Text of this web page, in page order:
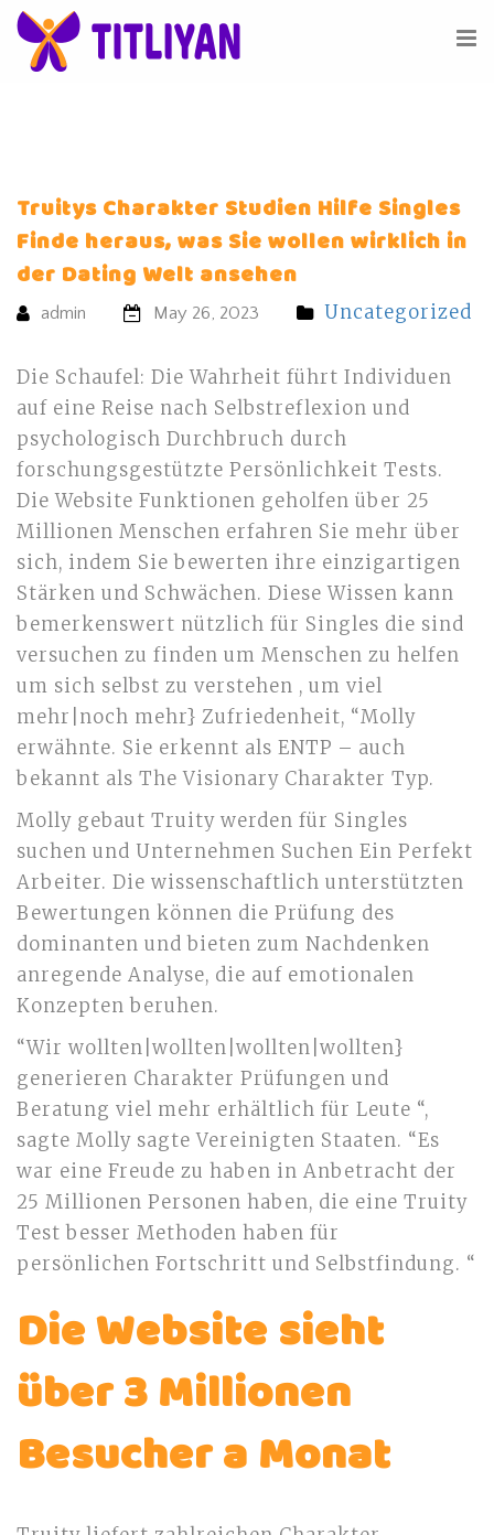
Truitys Charakter Studien Hilfe Singles
Finde heraus, was Sie wollen wirklich in
der Dating Welt ansehen
admin May 26, 2023 Uncategorized
Die Schaufel: Die Wahrheit führt Individuen
auf eine Reise nach Selbstreflexion und
psychologisch Durchbruch durch
forschungsgestützte Persönlichkeit Tests.
Die Website Funktionen geholfen über 25
Millionen Menschen erfahren Sie mehr über
sich, indem Sie bewerten ihre einzigartigen
Stärken und Schwächen. Diese Wissen kann
bemerkenswert nützlich für Singles die sind
versuchen zu finden um Menschen zu helfen
um sich selbst zu verstehen , um viel
mehr|noch mehr} Zufriedenheit, “Molly
erwähnte. Sie erkennt als ENTP – auch
bekannt als The Visionary Charakter Typ.
Molly gebaut Truity werden für Singles
suchen und Unternehmen Suchen Ein Perfekt
Arbeiter. Die wissenschaftlich unterstützten
Bewertungen können die Prüfung des
dominanten und bieten zum Nachdenken
anregende Analyse, die auf emotionalen
Konzepten beruhen.
“Wir wollten|wollten|wollten|wollten}
generieren Charakter Prüfungen und
Beratung viel mehr erhältlich für Leute “,
sagte Molly sagte Vereinigten Staaten. “Es
war eine Freude zu haben in Anbetracht der
25 Millionen Personen haben, die eine Truity
Test besser Methoden haben für
persönlichen Fortschritt und Selbstfindung. “
Die Website sieht
über 3 Millionen
Besucher a Monat